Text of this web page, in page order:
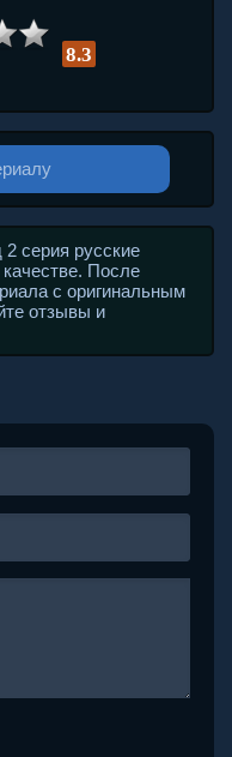
8.3
серия русские
После
с оригинальным
отзывы и